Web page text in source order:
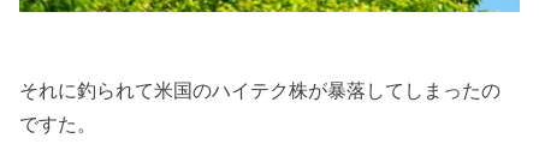
それに釣られて米国のハイテク株が暴落してしまったの
ですた。